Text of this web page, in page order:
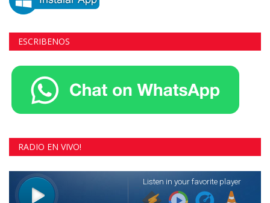
ESCRIBENOS
RADIO EN VIVO!